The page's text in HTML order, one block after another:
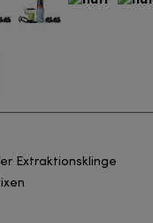
Extraktionsklinge